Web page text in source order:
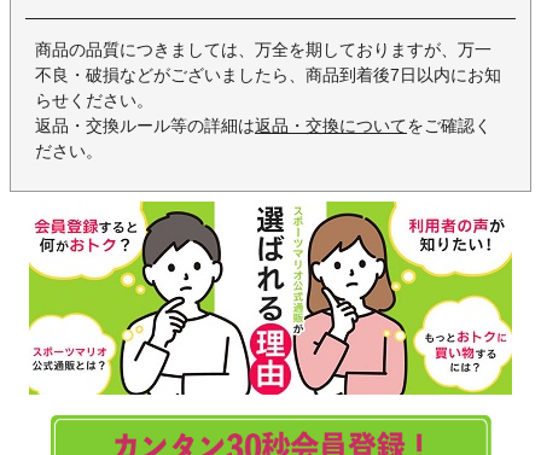
商品の品質につきましては、万全を期しておりますが、万一
不良・破損などがございましたら、商品到着後7日以内にお知
らせください。
返品・交換ルール等の詳細は返品・交換についてをご確認く
ださい。